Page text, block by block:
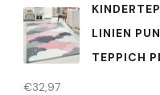
LINIEN
TEPPICH
€32,97